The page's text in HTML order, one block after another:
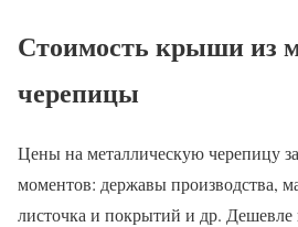
Стоимость крыши из
черепицы
Цены на металлическую черепицу
моментов: державы производства,
листочка и покрытий и др. Дешевле